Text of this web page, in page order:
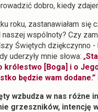
dobro, kiedy
roku, zastanawiałam się
naszej wspólnoty? Czy
Świętych dziękczynno -
uderzyły mnie słowa: „
królestwo [Boga] i o
będzie wam dodane.”
wzbudza w nas różne
grzeszników, intencję